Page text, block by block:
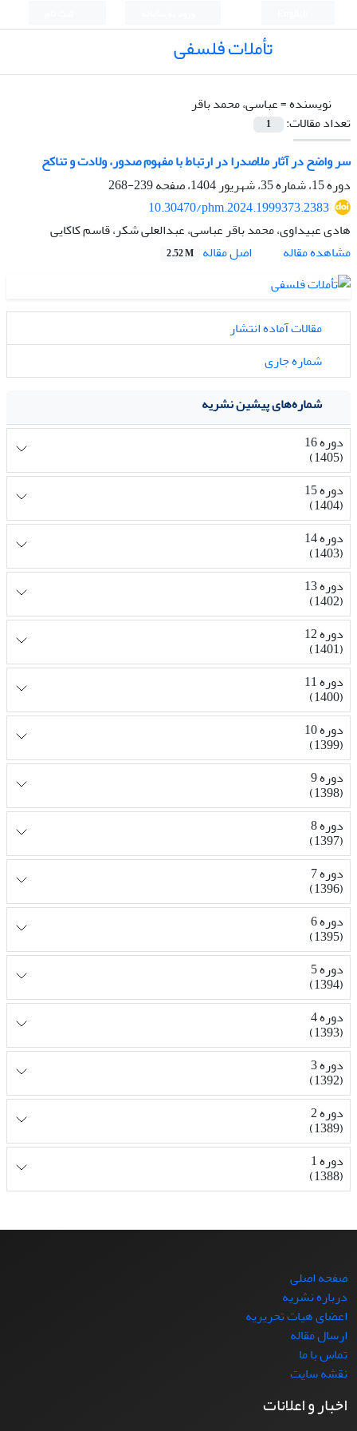
تأملات فلسفی
نویسنده =عباسی، محمد باقر
تعداد مقالات:
1
سر واضح در آثار ملاصدرا در ارتباط با مفهوم صدور، ولادت و تناکح
دوره 15، شماره 35، شهریور 1404، صفحه
239-268
10.30470/phm.2024.1999373.2383
هادی عبیداوی، محمد باقر عباسی، عبدالعلی شکر، قاسم کاکایی
مشاهده مقاله
اصل مقاله 2.52 M
مقالات آماده انتشار
شماره جاری
شماره‌های پیشین نشریه
دوره 16
(1405)
دوره 15
(1404)
دوره 14
(1403)
دوره 13
(1402)
دوره 12
(1401)
دوره 11
(1400)
دوره 10
(1399)
دوره 9
(1398)
دوره 8
(1397)
دوره 7
(1396)
دوره 6
(1395)
دوره 5
(1394)
دوره 4
(1393)
دوره 3
(1392)
دوره 2
(1389)
دوره 1
(1388)
صفحه اصلی
درباره نشریه
اعضای هیات تحریریه
ارسال مقاله
تماس با ما
نقشه سایت
اخبار و اعلانات